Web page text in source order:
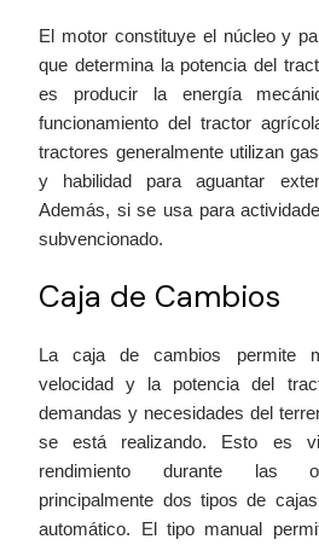
El motor constituye el núcleo y
que determina la potencia del
es producir la energía
funcionamiento del tractor
tractores generalmente utilizan
y habilidad para aguantar
Además, si se usa para
subvencionado.
Caja de Cambios
La caja de cambios permite
velocidad y la potencia del
demandas y necesidades del
se está realizando. Esto es
rendimiento durante las
principalmente dos tipos de
automático. El tipo manual